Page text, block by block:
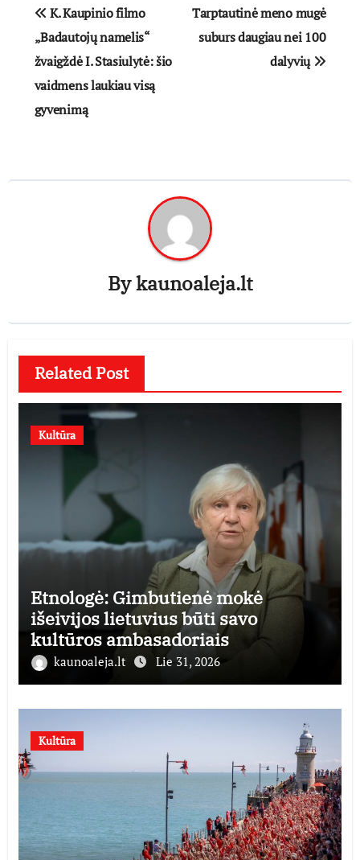
tarp
įrašų
K. Kaupinio filmo
„Badautojų namelis“
žvaigždė I. Stasiulytė: šio
vaidmens laukiau visą
gyvenimą
Tarptautinė meno mugė
suburs daugiau nei 100
dalyvių
Bykaunoaleja.lt
Related Post
Kultūra
Etnologė: Gimbutienė mokė
išeivijos lietuvius būti savo
kultūros ambasadoriais
kaunoaleja.lt Lie 31, 2026
Kultūra